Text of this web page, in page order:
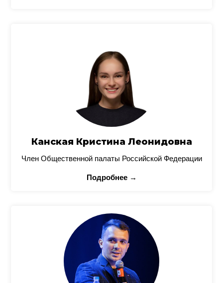
Канская Кристина Леонидовна
Член Общественной палаты Российской Федерации
Подробнее →